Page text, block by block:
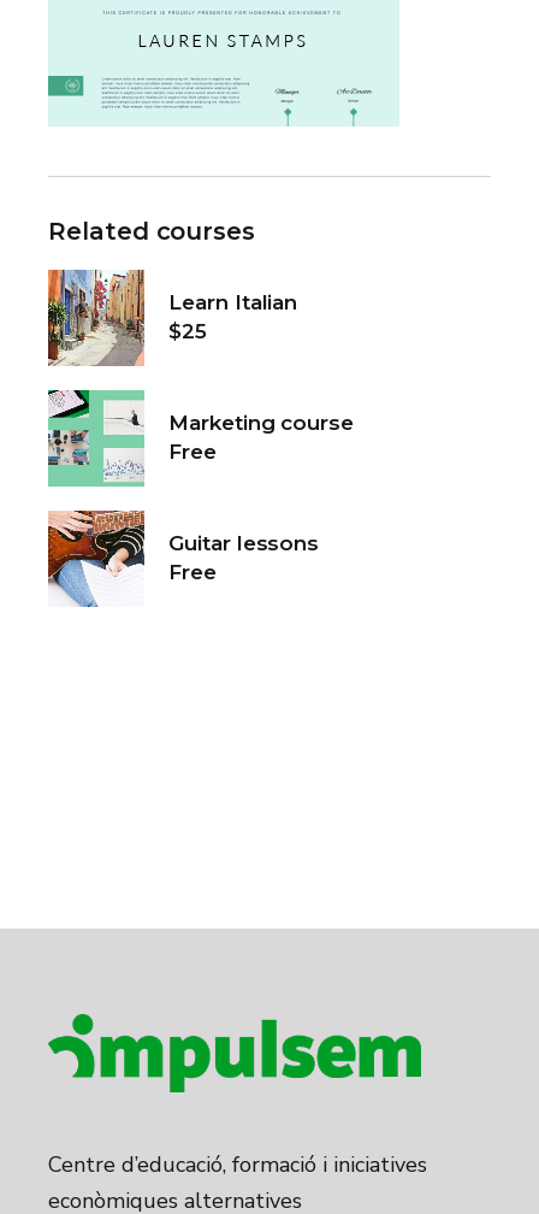
Related courses
Learn Italian
$25
Marketing course
Free
Guitar lessons
Free
Centre d’educació, formació i iniciatives
econòmiques alternatives